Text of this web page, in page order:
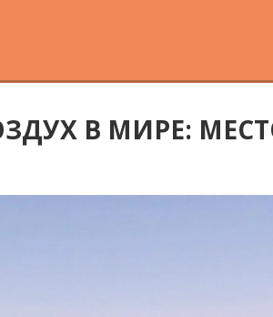
В МИРЕ: